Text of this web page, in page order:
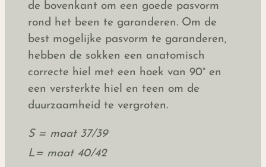
de bovenkant om een goede pasvorm
rond het been te garanderen. Om de
best mogelijke pasvorm te garanderen,
hebben de sokken een anatomisch
correcte hiel met een hoek van 90° en
een versterkte hiel en teen om de
duurzaamheid te vergroten.
S = maat 37/39
L= maat 40/42